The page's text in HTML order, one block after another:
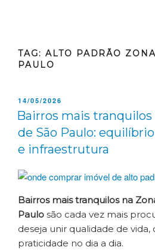
TAG: ALTO PADRÃO
PAULO
14/05/2026
Bairros mais
de São Paulo:
e infraestrutura
Bairros mais tranquilos na
Paulo são cada vez mais
deseja unir qualidade de
praticidade no dia a dia.